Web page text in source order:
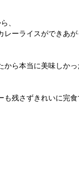
、
レーライスができあ
から本当に美味しか
も残さずきれいに完